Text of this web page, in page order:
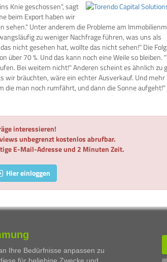
Knie geschossen", sagt
beim Export haben wir
sehen." Unter anderem die Probleme am
zu weniger Nachfrage führen, was uns als
nicht gesehen hat, wollte das nicht sehen!" Die
über 70 %. Und das kann noch eine Weile so bleiben.
Bei weitem nicht!" Anderen scheint es ähnlich zu
wir bräuchten, wäre ein echter Ausverkauf. Und mehr
die man noch rumfährt, und dann die Sonne aufgeht!"
interessieren!
unbegrenzt kostenlos abrufbar.
E-Mail-Adresse und 2 Minuten Zeit.
Hier einloggen
Ihre Bedürfnisse anpassen zu